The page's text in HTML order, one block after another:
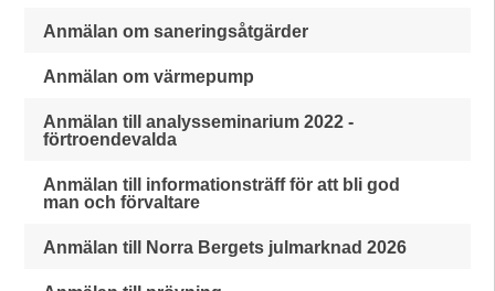
Anmälan om saneringsåtgärder
Anmälan om värmepump
Anmälan till analysseminarium 2022 -
förtroendevalda
Anmälan till informationsträff för att bli god
man och förvaltare
Anmälan till Norra Bergets julmarknad 2026